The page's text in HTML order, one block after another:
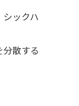
ックハ
散する